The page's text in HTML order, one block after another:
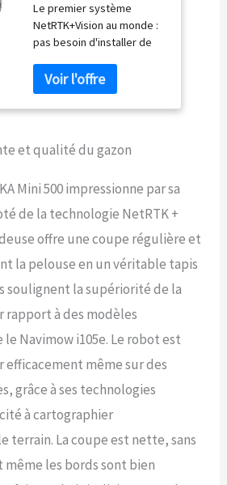
Périphérique,
NetRTK+Vision,
Aucune Antenne RTK
Requise,
Recommandé 500
m², Pente à 50%,
Cartographie
Module 4G
Le premier système
NetRTK+Vision au monde :
pas besoin d'installer de
dès sa sortie de
l'emballage. Alimenté par le
module NetRTK et le
gratuits jusqu'en 2025, il
assure un positionnement
même sous les arbres ou
dans les passages étroits.
La station RTK est toujours
offerte. Réglez une fois,
gagnez le reste : Basé sur
la technologie avancée de
vision IA et RTK, YUKA mini
peut créer des cartes
virtuelles de manière
autonome dans
l'application Mammotion.
Pour une pelouse de 800
mètres carrés, il peut
générer une carte entière
en seulement 10 minutes.
Installation sans fil
périphérique et plus
et qualité du gazon
Mini 500 impressionne par sa
de la technologie NetRTK +
offre une coupe régulière et
la pelouse en un véritable tapis
soulignent la supériorité de la
à des modèles
Navimow i105e. Le robot est
efficacement même sur des
grâce à ses technologies
à cartographier
terrain. La coupe est nette, sans
même les bords sont bien